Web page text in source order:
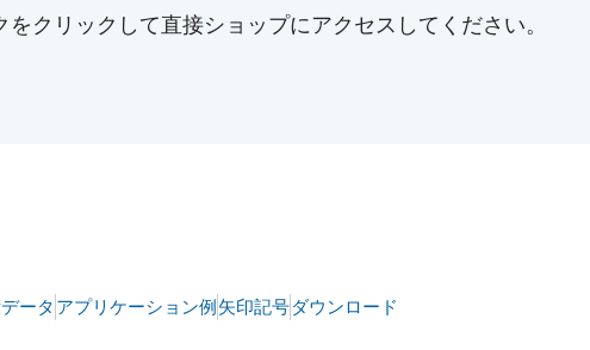
クリックして直接ショップにアクセスしてください。
ータ アプリケーション例矢印記号ダウンロード